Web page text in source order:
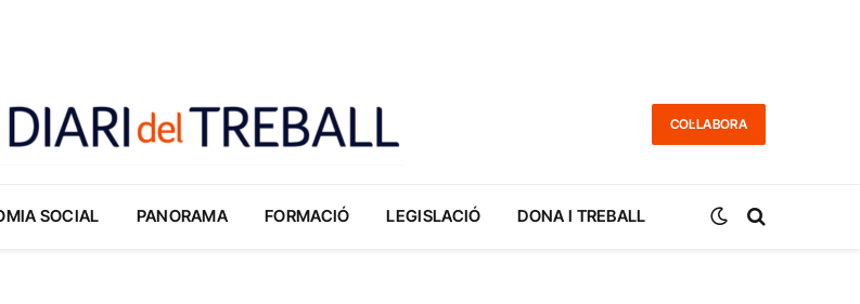
COL·LABORA
SOCIAL PANORAMA FORMACIÓ LEGISLACIÓ DONA I TREBALL